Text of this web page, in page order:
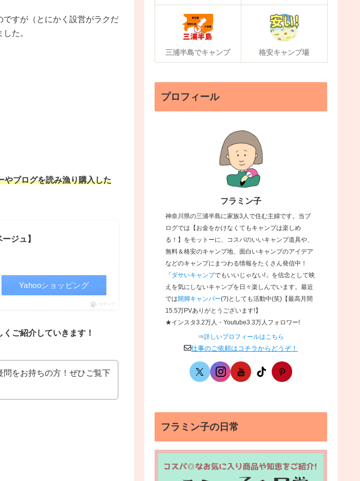
すが（とにかく設営がラクだ
た。
やブログを読み漁り購入した
ジュ】
Yahooショッピング
ポチップ
ご紹介していきます！
をお持ちの方！ぜひご覧下
三浦半島でキャンプ 格安キャンプ場
プロフィール
フラミン子
神奈川県の三浦半島に家族3人で住む主婦です。当ブ
ログでは【お金をかけなくてもキャンプは楽しめ
る！】をモットーに、コスパのいいキャンプ道具や、
無料＆格安のキャンプ地、面白いキャンプのアイデア
などのキャンプにまつわる情報をたくさん発信中！
「 ダサいキャンプでもいいじゃない!」を信念として映
えを気にしないキャンプを日々楽しんでいます。最近
では開脚キャンパー(?)としても活動中(笑)【最高月間
15.5万PVありがとうございます!】
★インスタ3.2万人・Youtube3.3万人フォロワー!
⇒詳しいプロフィールはこちら
仕事のご依頼はコチラからどうぞ！
フラミン子の日常